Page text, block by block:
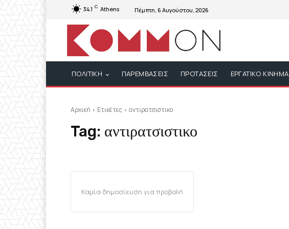
34.1 C Athens Πέμπτη, 6 Αυγούστου, 2026
ΠΟΛΙΤΙΚΗ ΠΑΡΕΜΒΑΣΕΙΣ ΠΡΟΤΑΣΕΙΣ ΕΡΓΑΤΙΚΟ ΚΙΝΗΜΑ
Αρχική Ετικέτες αντιρατσιστικο
Tag: αντιρατσιστικο
Καμία δημοσίευση για προβολή